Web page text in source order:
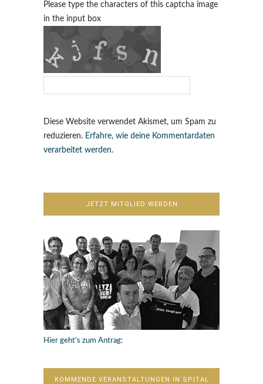
Please type the characters of this captcha image
in the input box
Diese Website verwendet Akismet, um Spam zu
reduzieren. Erfahre, wie deine Kommentardaten
verarbeitet werden.
JETZT MITGLIED WERDEN
Hier geht’s zum Antrag:
KOMMENDE VERANSTALTUNGEN IN SPITAL